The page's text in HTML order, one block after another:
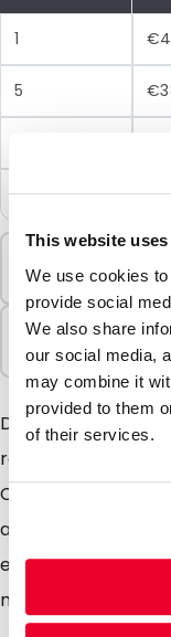
This website
We use cookies
provide social
We also share
our social media,
may combine it
provided to them
of their services.
1
5
25
1 Einheiten
In Paketen
1 Einheiten
Die
robustem
Container werden
absorbierenden
eignet sich für 4
ml Version)